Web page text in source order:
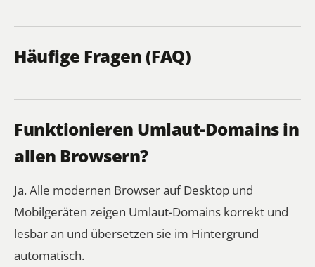
Häufige Fragen (FAQ)
Funktionieren Umlaut-Domains in
allen Browsern?
Ja. Alle modernen Browser auf Desktop und
Mobilgeräten zeigen Umlaut-Domains korrekt und
lesbar an und übersetzen sie im Hintergrund
automatisch.